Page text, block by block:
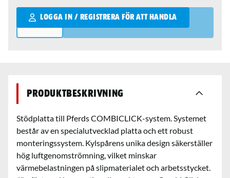
LOGGA IN / REGISTRERA FÖR ATT HANDLA
Qantity
Produktbeskrivning
Stödplatta till Pferds COMBICLICK-system. Systemet
består av en specialutvecklad platta och ett robust
monteringssystem. Kylspårens unika design säkerställer
hög luftgenomströmning, vilket minskar
värmebelastningen på slipmaterialet och arbetsstycket.